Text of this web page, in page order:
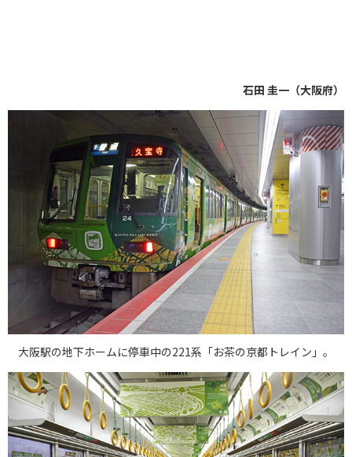
石田 圭一（大阪府）
大阪駅の地下ホームに停車中の221系「お茶の京都トレイン」。